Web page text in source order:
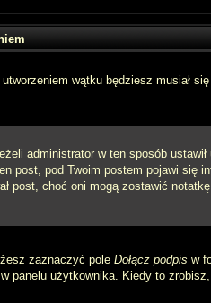
wątku będziesz musiał
administrator w ten sposób
pod Twoim postem pojawi się
post, choć oni mogą zostawić
zaznaczyć pole Dołącz podpis w
użytkownika. Kiedy to